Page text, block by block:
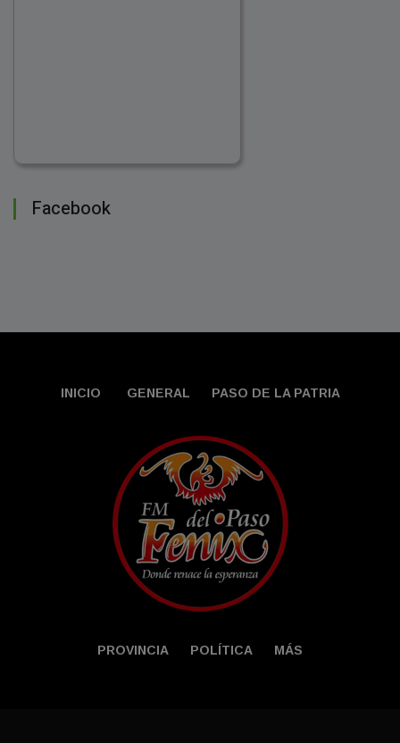
Facebook
INICIO GENERAL PASO DE LA PATRIA
PROVINCIA POLÍTICA MÁS